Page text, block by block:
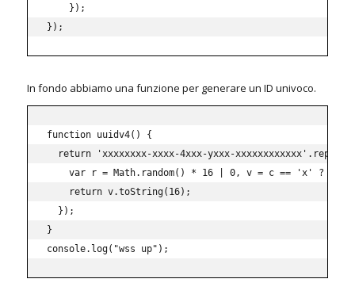
} ) ;
} ) ;
In fondo abbiamo una funzione per generare un ID univoco.
function uuidv4( )
{
return
'xxxxxxxx-xxxx-4xxx-yxxx-xxxxxxxxxxxx' . replace
var r = Math. random( ) * 16 0, v = c == 'x' ?
return v.toString( 16) ;
} ) ;
}
console. log( "wss up" ) ;